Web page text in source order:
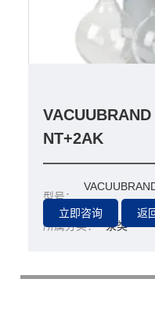
NT+2AK
型号：
K
所属分类：
泵类